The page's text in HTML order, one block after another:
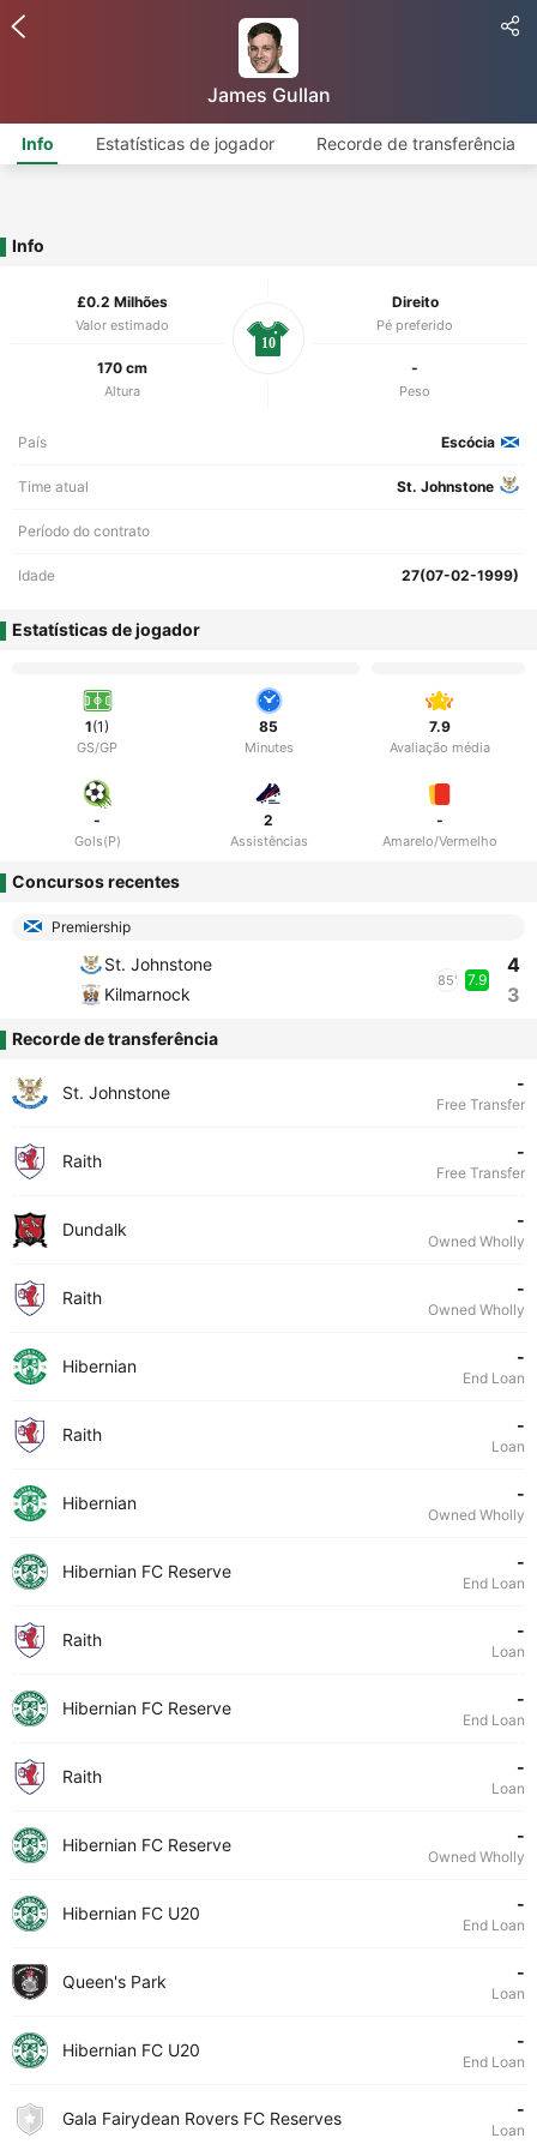
James Gullan
Info Estatísticas de jogador Recorde de transferência
Info
£0.2 Milhões
Valor estimado
Direito
Pé preferido
170 cm
Altura
-
Peso
10
País Escócia
Time atual St. Johnstone
Período do contrato
Idade 27(07-02-1999)
Estatísticas de jogador
1(1)
GS/GP
85
Minutes
7.9
Avaliação média
-
Gols(P)
2
Assistências
-
Amarelo/Vermelho
Concursos recentes
Premiership
St. Johnstone
Kilmarnock
85' 7.9
4
3
Recorde de transferência
St. Johnstone -
Free Transfer
Raith -
Free Transfer
Dundalk -
Owned Wholly
Raith -
Owned Wholly
Hibernian -
End Loan
Raith -
Loan
Hibernian -
Owned Wholly
Hibernian FC Reserve -
End Loan
Raith -
Loan
Hibernian FC Reserve -
End Loan
Raith -
Loan
Hibernian FC Reserve -
Owned Wholly
Hibernian FC U20 -
End Loan
Queen's Park -
Loan
Hibernian FC U20 -
End Loan
Gala Fairydean Rovers FC Reserves -
Loan